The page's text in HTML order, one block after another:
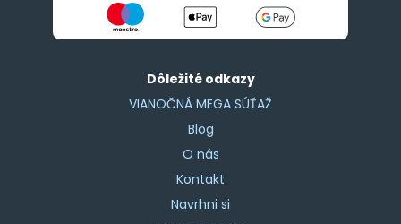
Dôležité odkazy
VIANOČNÁ MEGA SÚŤAŽ
Blog
O nás
Kontakt
Navrhni si